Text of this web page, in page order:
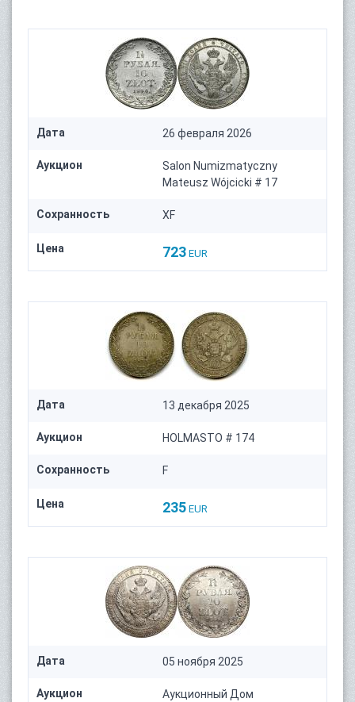
Дата 26 февраля 2026
Аукцион
Salon Numizmatyczny
Mateusz Wójcicki # 17
Сохранность XF
Цена 723 EUR
Дата 13 декабря 2025
Аукцион HOLMASTO # 174
Сохранность F
Цена 235 EUR
Дата 05 ноября 2025
Аукцион
Аукционный Дом